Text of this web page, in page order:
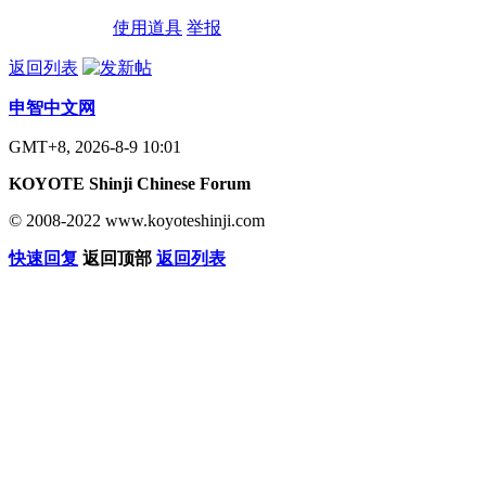
使用道具 举报
返回列表
申智中文网
GMT+8, 2026-8-9 10:01
KOYOTE Shinji Chinese Forum
© 2008-2022 www.koyoteshinji.com
快速回复 返回顶部 返回列表